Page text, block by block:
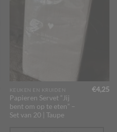
KEUKEN EN KRUIDEN
Papieren Servet “Jij
bent om op te eten” –
Set van 20 | Taupe
€4,25